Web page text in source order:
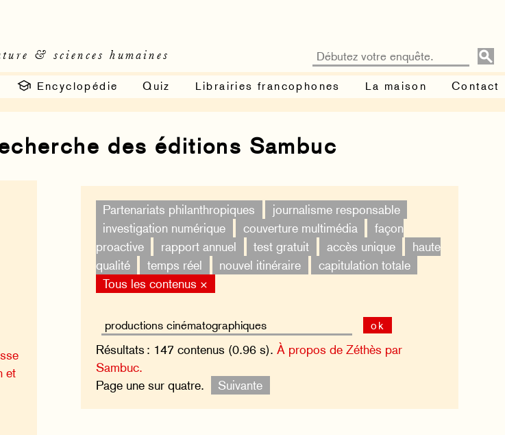
& sciences humaines
Encyclopédie Quiz Librairies francophones La maison Contact
des éditions Sambuc
Partenariats philanthropiques
journalisme responsable
investigation numérique
couverture multimédia
façon
proactive
rapport annuel test gratuit accès unique
haute
qualité
temps réel nouvel itinéraire
capitulation totale
Tous les contenus ×
ok
Résultats : 147 contenus (0.96 s). À propos de Zéthès par
Sambuc.
Page une sur quatre.
Suivante
et